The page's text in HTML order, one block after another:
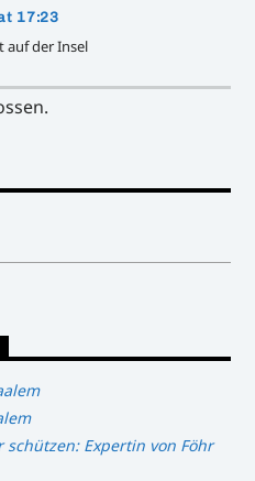
17:23
auf der Insel
schützen: Expertin von Föhr